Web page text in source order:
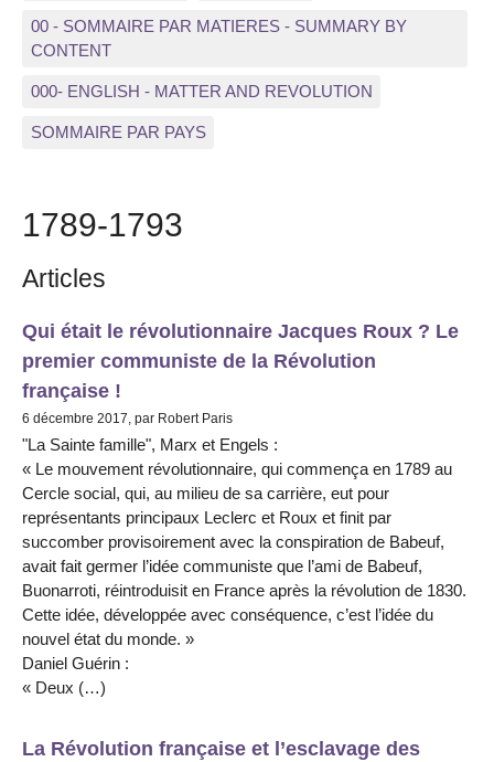
00 - SOMMAIRE PAR MATIERES - SUMMARY BY
CONTENT
000- ENGLISH - MATTER AND REVOLUTION
SOMMAIRE PAR PAYS
1789-1793
Articles
Qui était le révolutionnaire Jacques Roux ? Le
premier communiste de la Révolution
française !
6 décembre 2017, par Robert Paris
"La Sainte famille", Marx et Engels :
« Le mouvement révolutionnaire, qui commença en 1789 au
Cercle social, qui, au milieu de sa carrière, eut pour
représentants principaux Leclerc et Roux et finit par
succomber provisoirement avec la conspiration de Babeuf,
avait fait germer l’idée communiste que l’ami de Babeuf,
Buonarroti, réintroduisit en France après la révolution de 1830.
Cette idée, développée avec conséquence, c’est l’idée du
nouvel état du monde. »
Daniel Guérin :
« Deux (…)
La Révolution française et l’esclavage des